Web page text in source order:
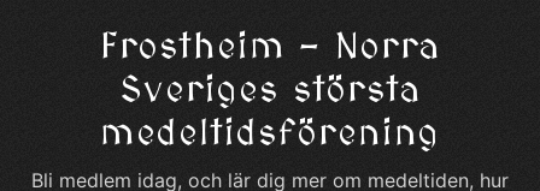
Frostheim – Norra
Sveriges största
medeltidsförening
Bli medlem idag, och lär dig mer om medeltiden, hur